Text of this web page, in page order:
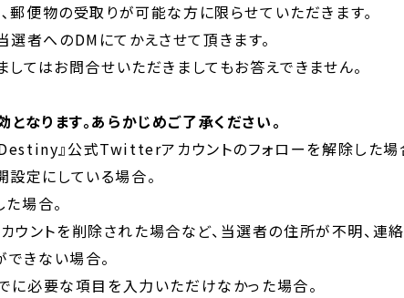
郵便物の受取りが可能な方に限らせていただきます｡
者へのDMにてかえさせて頂きます。
してはお問合せいただきましてもお答えできません。
なります。あらかじめご了承ください。
』公式Twitterアカウントのフォローを解除した場
定にしている場合。
場合。
ントを削除された場合など、当選者の住所が不明、連絡
きない場合。
に必要な項目を入力いただけなかった場合。